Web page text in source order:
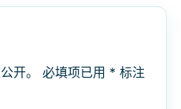
开。 必填项已用 * 标注